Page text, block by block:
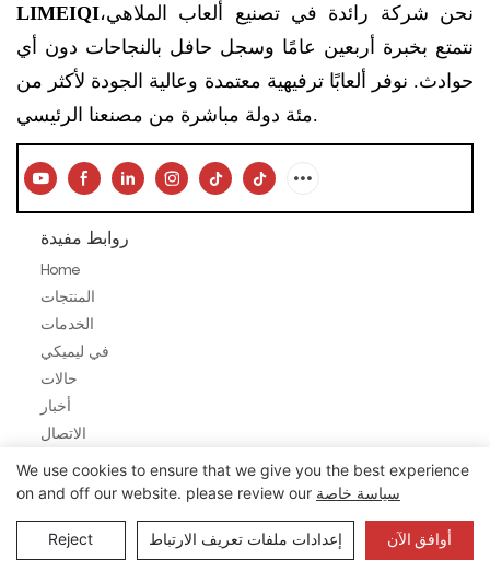
LIMEIQIنحن شركة رائدة في تصنيع ألعاب الملاهي،
نتمتع بخبرة أربعين عامًا وسجل حافل بالنجاحات دون أي
حوادث. نوفر ألعابًا ترفيهية معتمدة وعالية الجودة لأكثر من
مئة دولة مباشرة من مصنعنا الرئيسي.
روابط مفيدة
Home
المنتجات
الخدمات
في ليميكي
حالات
أخبار
الاتصال
منتجات
Zipline
السفينة الدوارة
We use cookies to ensure that we give you the best experience
on and off our website. please review our سياسة خاصة
Reject إعدادات ملفات تعريف الارتباط أوافق الآن